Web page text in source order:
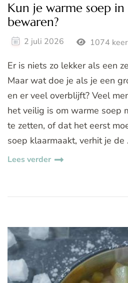
Kun je warme soep
bewaren?
2 juli 2026 1074
Er is niets zo lekker als een
Maar wat doe je als je een
en er veel overblijft? Veel
het veilig is om warme soep
te zetten, of dat het eerst
soep klaarmaakt, verhit je de
Lees verder